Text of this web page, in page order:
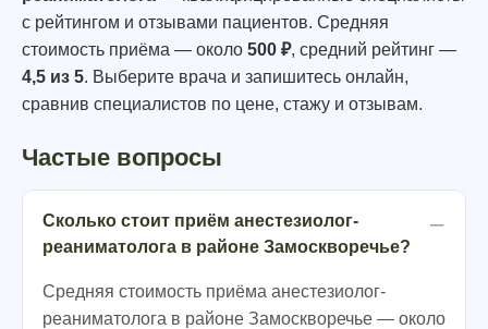
с рейтингом и отзывами пациентов. Средняя
стоимость приёма — около 500 ₽, средний рейтинг —
4,5 из 5. Выберите врача и запишитесь онлайн,
сравнив специалистов по цене, стажу и отзывам.
Частые вопросы
Сколько стоит приём анестезиолог-
реаниматолога в районе Замоскворечье?
Средняя стоимость приёма анестезиолог-
реаниматолога в районе Замоскворечье — около